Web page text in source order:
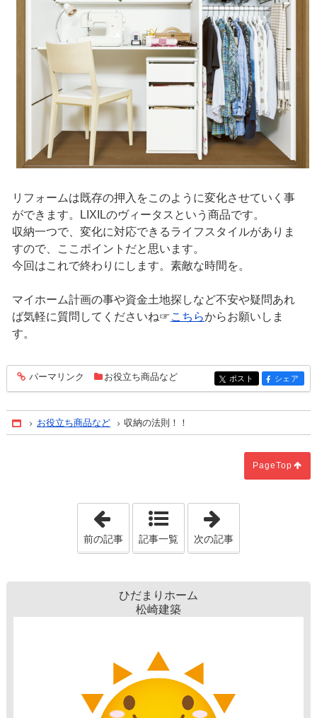
リフォームは既存の押入をこのように変化させていく事
ができます。LIXILのヴィータスという商品です。
収納一つで、変化に対応できるライフスタイルがありま
すので、ここポイントだと思います。
今回はこれで終わりにします。素敵な時間を。
マイホーム計画の事や資金土地探しなど不安や疑問あれ
ば気軽に質問してくださいね☞こちらからお願いしま
す。
entry311
パーマリンク お役立ち商品など entry311
ポスト entry311
シェア
Home
お役立ち商品など 収納の法則！！
PageTop
「特定空き家で固定資産税が６倍に･･･」
前の記事 記事一覧 次の記事
ひだまりホーム
松崎建築